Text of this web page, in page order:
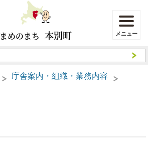
まめのまち 本別町
庁舎案内・組織・業務内容